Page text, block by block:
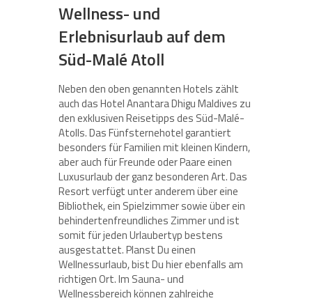
Wellness- und
Erlebnisurlaub auf dem
Süd-Malé Atoll
Neben den oben genannten Hotels zählt
auch das Hotel Anantara Dhigu Maldives zu
den exklusiven Reisetipps des Süd-Malé-
Atolls. Das Fünfsternehotel garantiert
besonders für Familien mit kleinen Kindern,
aber auch für Freunde oder Paare einen
Luxusurlaub der ganz besonderen Art. Das
Resort verfügt unter anderem über eine
Bibliothek, ein Spielzimmer sowie über ein
behindertenfreundliches Zimmer und ist
somit für jeden Urlaubertyp bestens
ausgestattet. Planst Du einen
Wellnessurlaub, bist Du hier ebenfalls am
richtigen Ort. Im Sauna- und
Wellnessbereich können zahlreiche